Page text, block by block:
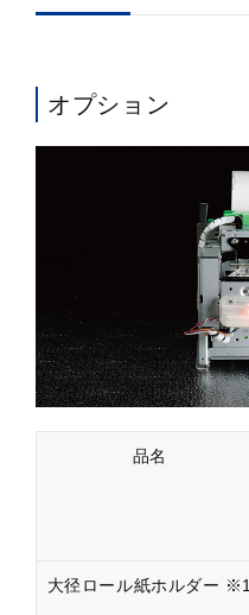
オプション
品名
大径ロール紙ホルダー ※1